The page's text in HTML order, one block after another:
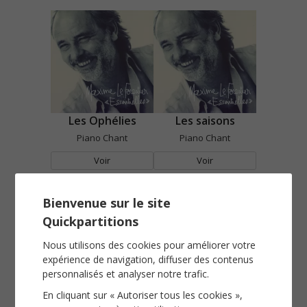
Les Ophélies
Piano Chant
Voir
Les saisons
Piano Chant
Voir
Mon frère Né quelque part
Bienvenue sur le site
Quickpartitions
Nous utilisons des cookies pour améliorer votre
expérience de navigation, diffuser des contenus
personnalisés et analyser notre trafic.
En cliquant sur « Autoriser tous les cookies »,